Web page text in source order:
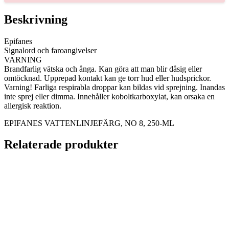
ML
mängd
Beskrivning
Epifanes
Signalord och faroangivelser
VARNING
Brandfarlig vätska och ånga. Kan göra att man blir dåsig eller
omtöcknad. Upprepad kontakt kan ge torr hud eller hudsprickor.
Varning! Farliga respirabla droppar kan bildas vid sprejning. Inandas
inte sprej eller dimma. Innehåller koboltkarboxylat, kan orsaka en
allergisk reaktion.
EPIFANES VATTENLINJEFÄRG, NO 8, 250-ML
Relaterade produkter